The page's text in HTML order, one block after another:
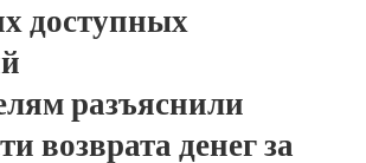
доступных
разъяснили
возврата денег за